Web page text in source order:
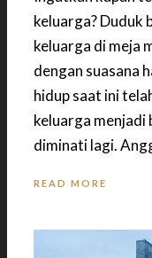
keluarga? Duduk
keluarga di meja
dengan suasana
hidup saat ini
keluarga menjadi
diminati lagi.
READ MORE